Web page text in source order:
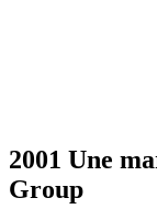
2001 Une
Group